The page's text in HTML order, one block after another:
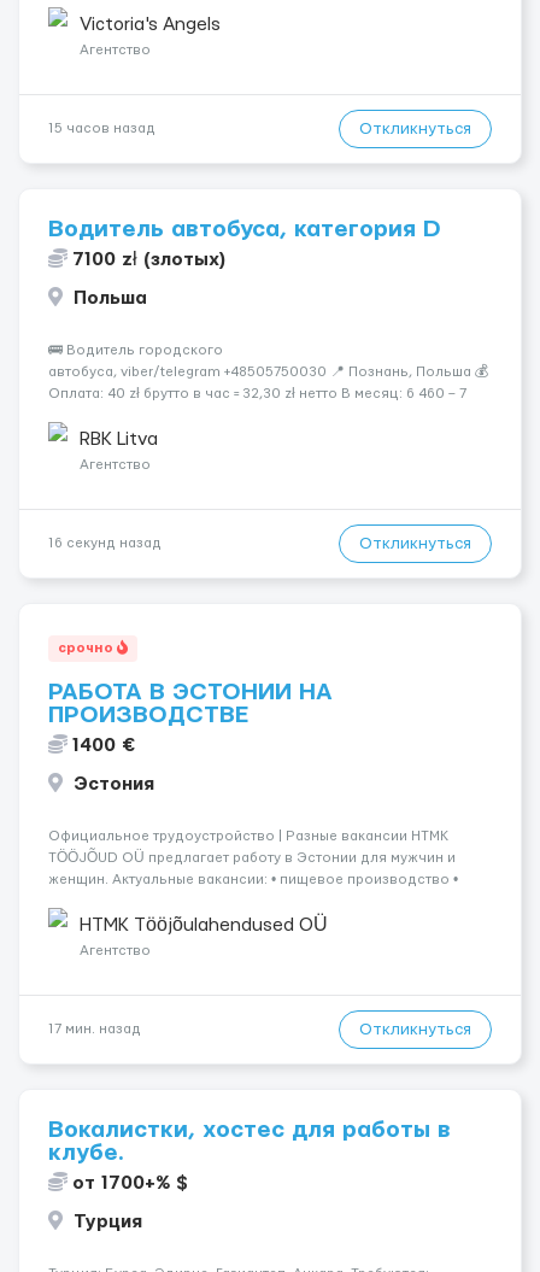
Опытная команда с годами практики — Стабильный поток
клиентов (без ...
Victoria's Angels
Агентство
15 часов назад Откликнуться
Водитель автобуса, категория D
7100 zł (злотых)
Польша
🚌 Водитель городского
автобуса, viber/telegram +48505750030 📍 Познань, Польша 💰
Оплата: 40 zł брутто в час = 32,30 zł нетто В месяц: 6 460 – 7
Далее - 450 zł/месяц или +1 zł к ставке для тех, кто арендует
жильё ...
RBK Litva
Агентство
16 секунд назад Откликнуться
срочно
РАБОТА В ЭСТОНИИ НА
ПРОИЗВОДСТВЕ
1400 €
Эстония
Официальное трудоустройство | Разные вакансии HTMK
TÖÖJÕUD OÜ предлагает работу в Эстонии для мужчин и
женщин. Актуальные вакансии: • пищевое производство •
склады и логистика • п...
HTMK Tööjõulahendused OÜ
Агентство
17 мин. назад Откликнуться
Вокалистки, хостес для работы в
клубе.
от 1700+% $
Турция